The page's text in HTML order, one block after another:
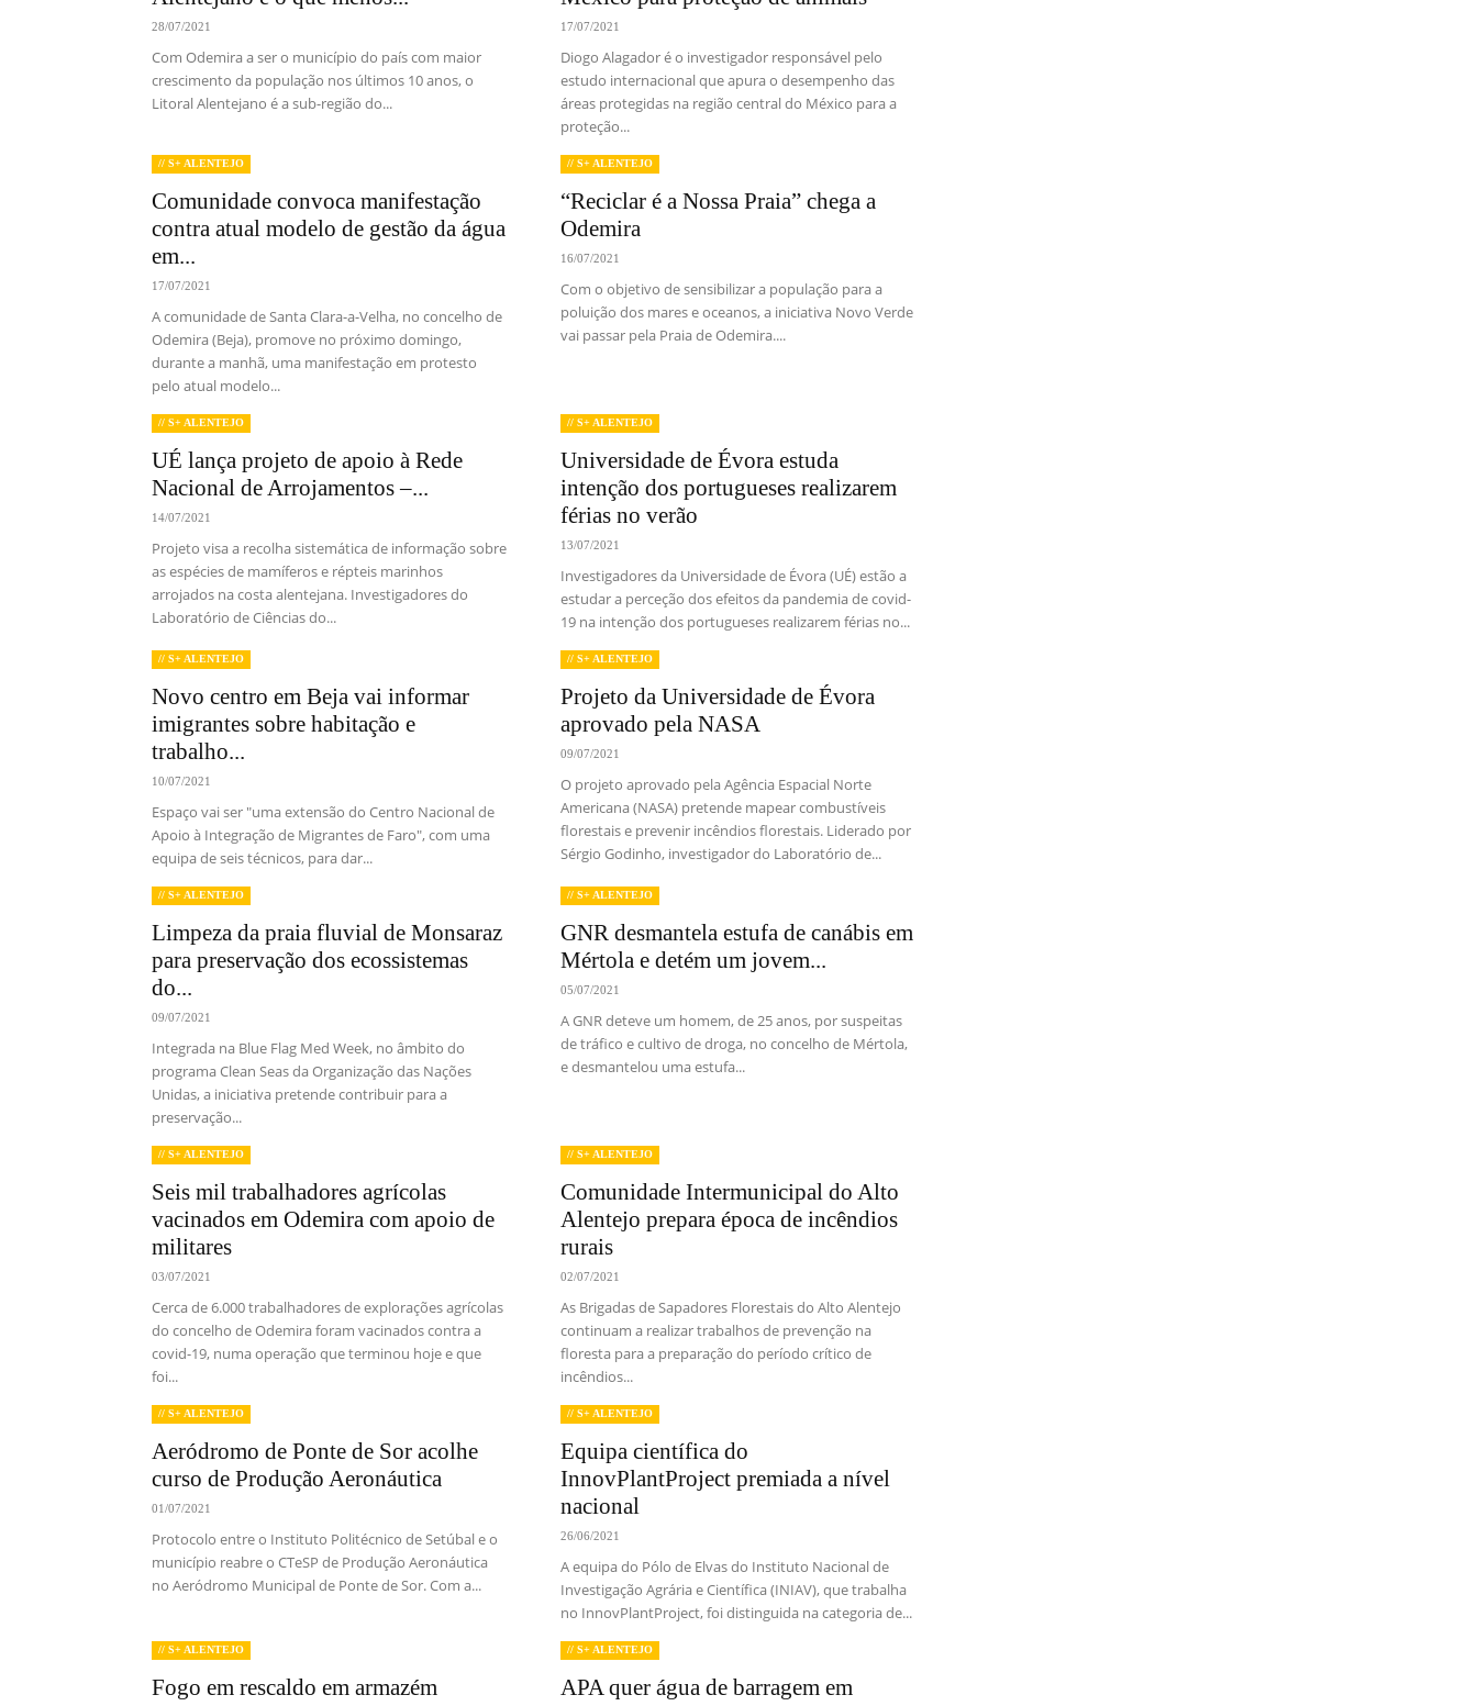
28/07/2021
Com Odemira a ser o município do país com maior
crescimento da população nos últimos 10 anos, o
Litoral Alentejano é a sub-região do...
17/07/2021
Diogo Alagador é o investigador responsável pelo
estudo internacional que apura o desempenho das
áreas protegidas na região central do México para a
proteção...
// S+ ALENTEJO
Comunidade convoca manifestação
contra atual modelo de gestão da água
em...
17/07/2021
A comunidade de Santa Clara-a-Velha, no concelho de
Odemira (Beja), promove no próximo domingo,
durante a manhã, uma manifestação em protesto
pelo atual modelo...
// S+ ALENTEJO
“Reciclar é a Nossa Praia” chega a
Odemira
16/07/2021
Com o objetivo de sensibilizar a população para a
poluição dos mares e oceanos, a iniciativa Novo Verde
vai passar pela Praia de Odemira....
// S+ ALENTEJO
UÉ lança projeto de apoio à Rede
Nacional de Arrojamentos –...
14/07/2021
Projeto visa a recolha sistemática de informação sobre
as espécies de mamíferos e répteis marinhos
arrojados na costa alentejana. Investigadores do
Laboratório de Ciências do...
// S+ ALENTEJO
Universidade de Évora estuda
intenção dos portugueses realizarem
férias no verão
13/07/2021
Investigadores da Universidade de Évora (UÉ) estão a
estudar a perceção dos efeitos da pandemia de covid-
19 na intenção dos portugueses realizarem férias no...
// S+ ALENTEJO
Novo centro em Beja vai informar
imigrantes sobre habitação e
trabalho...
10/07/2021
Espaço vai ser "uma extensão do Centro Nacional de
Apoio à Integração de Migrantes de Faro", com uma
equipa de seis técnicos, para dar...
// S+ ALENTEJO
Projeto da Universidade de Évora
aprovado pela NASA
09/07/2021
O projeto aprovado pela Agência Espacial Norte
Americana (NASA) pretende mapear combustíveis
florestais e prevenir incêndios florestais. Liderado por
Sérgio Godinho, investigador do Laboratório de...
// S+ ALENTEJO
Limpeza da praia fluvial de Monsaraz
para preservação dos ecossistemas
do...
09/07/2021
Integrada na Blue Flag Med Week, no âmbito do
programa Clean Seas da Organização das Nações
Unidas, a iniciativa pretende contribuir para a
preservação...
// S+ ALENTEJO
GNR desmantela estufa de canábis em
Mértola e detém um jovem...
05/07/2021
A GNR deteve um homem, de 25 anos, por suspeitas
de tráfico e cultivo de droga, no concelho de Mértola,
e desmantelou uma estufa...
// S+ ALENTEJO
Seis mil trabalhadores agrícolas
vacinados em Odemira com apoio de
militares
03/07/2021
Cerca de 6.000 trabalhadores de explorações agrícolas
do concelho de Odemira foram vacinados contra a
covid-19, numa operação que terminou hoje e que
foi...
// S+ ALENTEJO
Comunidade Intermunicipal do Alto
Alentejo prepara época de incêndios
rurais
02/07/2021
As Brigadas de Sapadores Florestais do Alto Alentejo
continuam a realizar trabalhos de prevenção na
floresta para a preparação do período crítico de
incêndios...
// S+ ALENTEJO
Aeródromo de Ponte de Sor acolhe
curso de Produção Aeronáutica
01/07/2021
Protocolo entre o Instituto Politécnico de Setúbal e o
município reabre o CTeSP de Produção Aeronáutica
no Aeródromo Municipal de Ponte de Sor. Com a...
// S+ ALENTEJO
Equipa científica do
InnovPlantProject premiada a nível
nacional
26/06/2021
A equipa do Pólo de Elvas do Instituto Nacional de
Investigação Agrária e Científica (INIAV), que trabalha
no InnovPlantProject, foi distinguida na categoria de...
// S+ ALENTEJO
Fogo em rescaldo em armazém
// S+ ALENTEJO
APA quer água de barragem em